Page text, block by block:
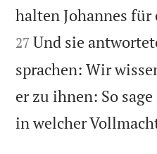
halten Johannes für
27 Und sie
sprachen: Wir
er zu ihnen: So
in welcher